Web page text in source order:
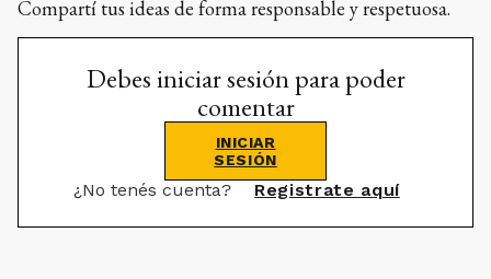
Compartí tus ideas de forma responsable y respetuosa.
Debes iniciar sesión para poder
comentar
INICIAR
SESIÓN
¿No tenés cuenta? Registrate aquí